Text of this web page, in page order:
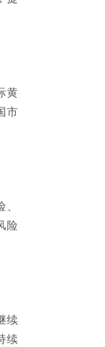
黄
市
险
续
续